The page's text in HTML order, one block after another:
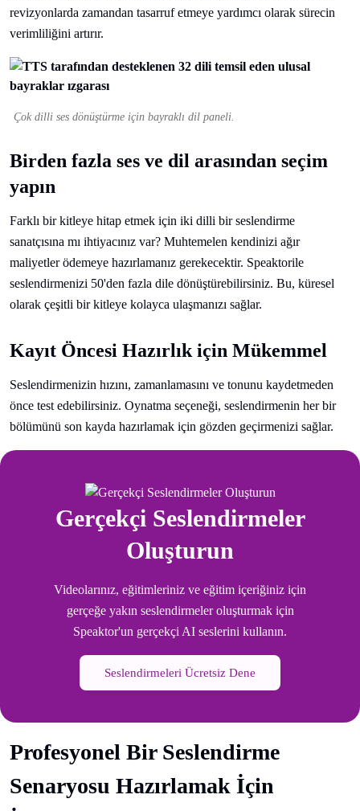
revizyonlarda zamandan tasarruf etmeye yardımcı olarak sürecin
verimliliğini artırır.
Çok dilli ses dönüştürme için bayraklı dil paneli.
Birden fazla ses ve dil arasından seçim
yapın
Farklı bir kitleye hitap etmek için iki dilli bir seslendirme
sanatçısına mı ihtiyacınız var? Muhtemelen kendinizi ağır
maliyetler ödemeye hazırlamanız gerekecektir. Speaktorile
seslendirmenizi 50'den fazla dile dönüştürebilirsiniz. Bu, küresel
olarak çeşitli bir kitleye kolayca ulaşmanızı sağlar.
Kayıt Öncesi Hazırlık için Mükemmel
Seslendirmenizin hızını, zamanlamasını ve tonunu kaydetmeden
önce test edebilirsiniz. Oynatma seçeneği, seslendirmenin her bir
bölümünü son kayda hazırlamak için gözden geçirmenizi sağlar.
Gerçekçi Seslendirmeler
Oluşturun
Videolarınız, eğitimleriniz ve eğitim içeriğiniz için
gerçeğe yakın seslendirmeler oluşturmak için
Speaktor'un gerçekçi AI seslerini kullanın.
Seslendirmeleri Ücretsiz Dene
Profesyonel Bir Seslendirme
Senaryosu Hazırlamak İçin